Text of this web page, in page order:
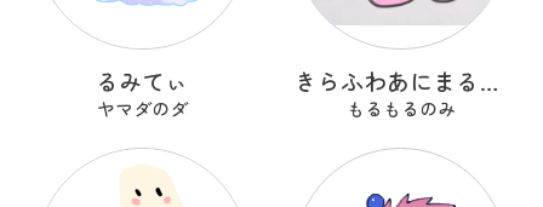
るみてぃ
ヤマダのダ
きらふわあにまるふれんず
もるもるのみ